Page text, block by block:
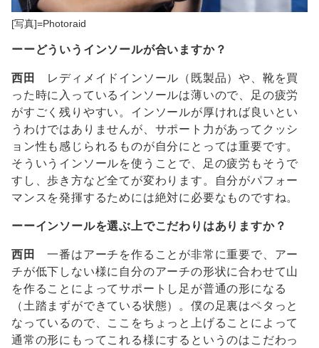
[写真]=Photoraid
ーーどういうインソールが合いますか？
西田 レディメイドインソール（既製品）や、靴を買
った時に入っているインソールは薄いので、足の疲労
がすごく残りやすい。インソールが厚ければ良いとい
うわけではありませんが、サポート力があってクッシ
ョン性も感じられるものが自分にとっては重要です。
そういうインソールを使うことで、足の疲労もそうで
すし、歩き方など全てが変わります。自分がパフォー
マンスを発揮するためには絶対に必要なものですね。
ーーインソールを選ぶ上でこだわりはありますか？
西田一番はアーチを作ることが非常に重要で、アー
チが低下しない様に自分のアーチの形状に合わせて山
を作ることによってサポートし足が普通の形になる
（土踏まずができている状態）。僕の足裏はペタっと
なっているので、ここをちょっと上げることによって
通常の形にもってこれる様にするというのはこだわっ